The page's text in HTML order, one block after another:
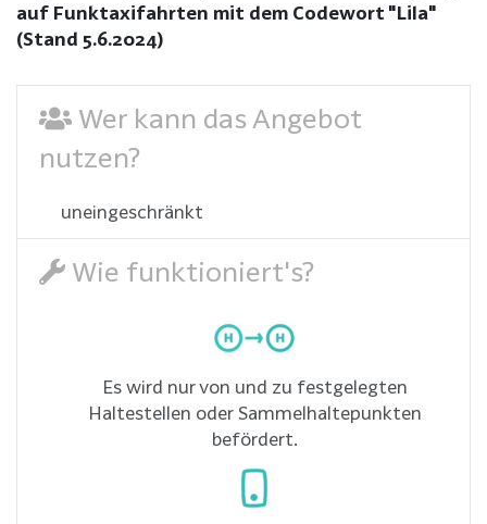
auf Funktaxifahrten mit dem Codewort "Lila"
(Stand 5.6.2024)
Wer kann das Angebot
nutzen?
uneingeschränkt
Wie funktioniert's?
Es wird nur von und zu festgelegten
Haltestellen oder Sammelhaltepunkten
befördert.